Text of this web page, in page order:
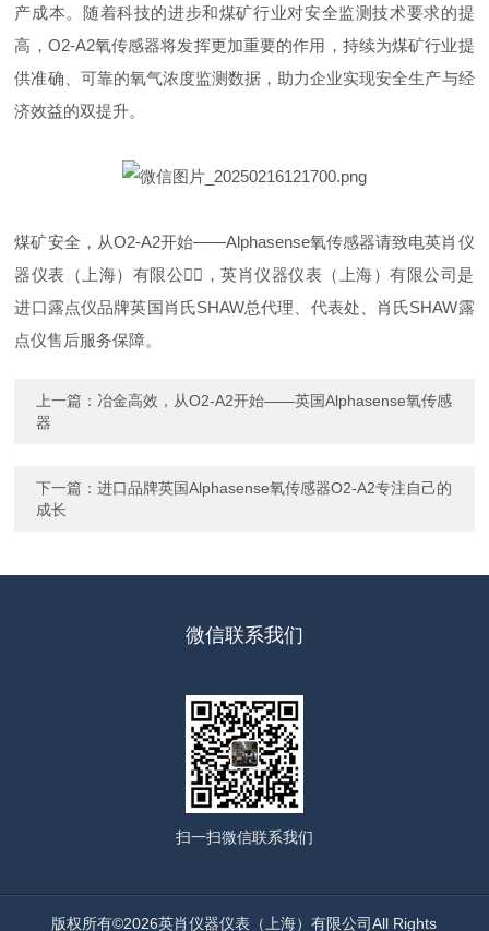
产成本。随着科技的进步和煤矿行业对安全监测技术要求的提
高，O2-A2氧传感器将发挥更加重要的作用，持续为煤矿行业提
供准确、可靠的氧气浓度监测数据，助力企业实现安全生产与经
济效益的双提升。
煤矿安全，从O2-A2开始——Alphasense氧传感器请致电英肖仪
器仪表（上海）有限公司⃣，英肖仪器仪表（上海）有限公司是
进口露点仪品牌英国肖氏SHAW总代理、代表处、肖氏SHAW露
点仪售后服务保障。
上一篇： 冶金高效，从O2-A2开始——英国Alphasense氧传感
器
下一篇：进口品牌英国Alphasense氧传感器O2-A2专注自己的
成长
微信联系我们
扫一扫微信联系我们
版权所有©2026英肖仪器仪表（上海）有限公司All Rights